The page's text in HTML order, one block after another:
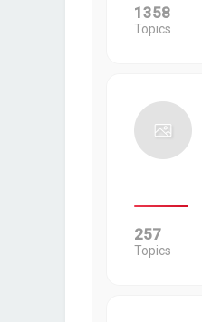
1358
Topics
257
Topics